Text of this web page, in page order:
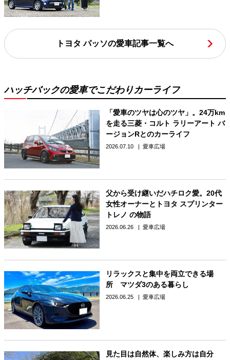
トヨタ パッソの愛車記事一覧へ
ハッチバックの愛車でこだわりカーライフ
「愛車のツヤは心のツヤ」。24万km
を走る三菱・コルト ラリーアート バ
ージョンRとのカーライフ
2026.07.10 愛車広場
父から受け継いだハチロク愛。20代
女性オーナーとトヨタ スプリンター
トレノ の物語
2026.06.26 愛車広場
リラックスと集中を両立できる場
所 マツダ3のある暮らし
2026.06.25 愛車広場
見た目は自然体、楽しみ方は自分